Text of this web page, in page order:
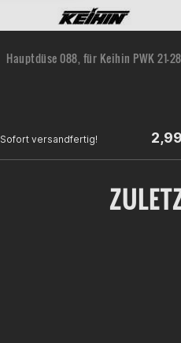
Hauptdüse 088, für Keihin PWK 21-28
Sofort versandfertig!